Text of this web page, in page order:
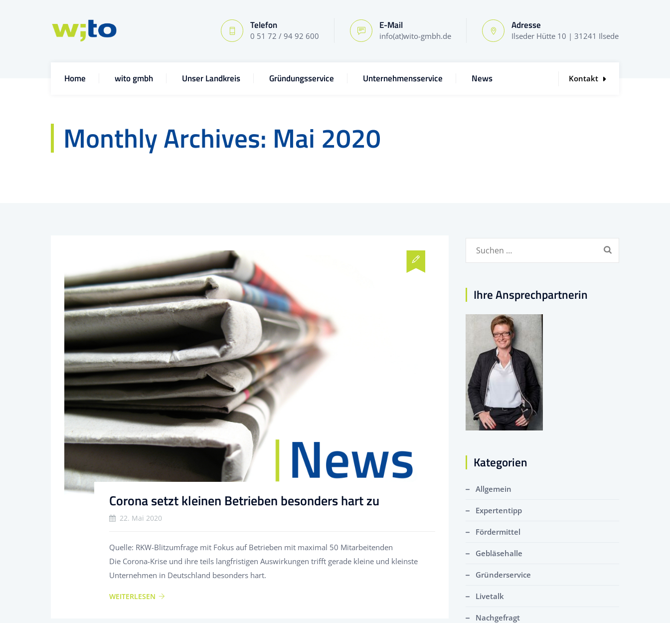
Telefon
0 51 72 / 94 92 600
E-Mail
info(at)wito-gmbh.de
Adresse
Ilseder Hütte 10 | 31241 Ilsede
Home wito gmbh Unser Landkreis Gründungsservice Unternehmensservice News Kontakt
Monthly Archives: Mai 2020
Corona setzt kleinen Betrieben besonders hart zu
22. Mai 2020
Quelle: RKW-Blitzumfrage mit Fokus auf Betrieben mit maximal 50 Mitarbeitenden
Die Corona-Krise und ihre teils langfristigen Auswirkungen trifft gerade kleine und kleinste
Unternehmen in Deutschland besonders hart.
WEITERLESEN
Suchen
Ihre Ansprechpartnerin
Kategorien
Allgemein
Expertentipp
Fördermittel
Gebläsehalle
Gründerservice
Livetalk
Nachgefragt